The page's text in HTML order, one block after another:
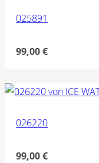
025891
99,00€
026220
99,00€